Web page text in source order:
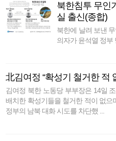
북한침투 무인
실 출신(종합)
북한에 날려 보낸
의자가 윤석열 정부
北김여정 “확성기 철거한 적
김여정 북한 노동당 부부장은 14일
배치한 확성기들을 철거한 적이 없으
정부의 남북 대화 시도를 차단했 ...